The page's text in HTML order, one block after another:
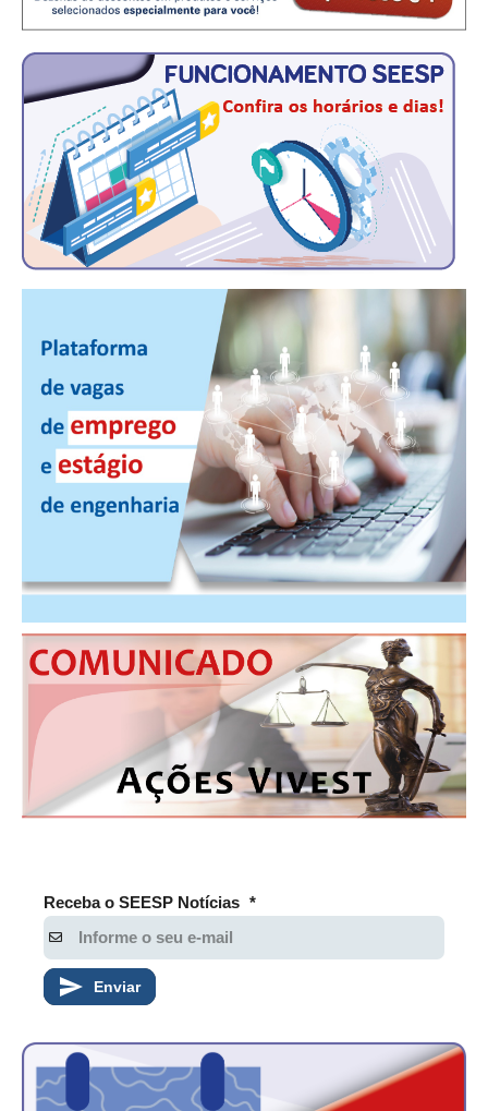
NÚCLEO DA MULHER ENGENHEIRA
TRANSPARÊNCIA
CONSULTORIA
ACORDOS, CONVENÇÕES E DISSÍDIOS
CONTRIBUIÇÕES
CONTRIBUIÇÃO ASSISTENCIAL
CONTRIBUIÇÃO ASSOCIATIVA OU ANUIDADE DE SÓCIO
CONTRIBUIÇÃO SINDICAL URBANA
REVISÃO DE APOSENTADORIA
FGTS EXPURGOS
FGTS CORREÇÃO
LEI 5.194/1966 – REGULAMENTAÇÃO DA PROFISSÃO
LEI 6.496/1977 – ART
RES 1.002/2002 – CÓDIGO DE ÉTICA
HOMOLOGAÇÕES
OPORTUNIDADES
APRESENTAÇÃO
EMPREGO E ESTÁGIO
CARREIRA
AUTÔNOMOS E SERVIÇOS
Receba o SEESP Notícias *
Enviar